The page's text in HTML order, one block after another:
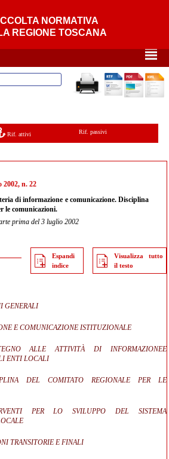
NORMATIVA
REGIONE TOSCANA
²
Rif. attivi Rif. passivi
2002, n. 22
di informazione e comunicazione. Disciplina
le comunicazioni.
prima del 3 luglio 2002
Espandi
indice
Visualizza tutto
il testo
GENERALI
E COMUNICAZIONE ISTITUZIONALE
ALLE ATTIVITÀ DI INFORMAZIONEE
ENTI LOCALI
DEL COMITATO REGIONALE PER LE
PER LO SVILUPPO DEL SISTEMA
TRANSITORIE E FINALI